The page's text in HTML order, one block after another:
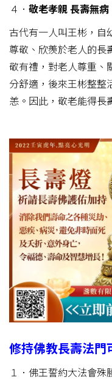
４． 敬老孝親長壽無病
古代有一人叫王彬，自
尊敬、欣羨於老人的長
敬有禮，對老人尊重、
分舒適，後來王彬整整
恙。因此，敬老能得長
修持佛教長壽法門
１．佛王誓約大法會